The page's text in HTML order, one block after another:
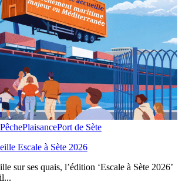
PêchePlaisancePort de Sète
Escale à Sète 2026
sur ses quais, l’édition ‘Escale à Sète 2026’